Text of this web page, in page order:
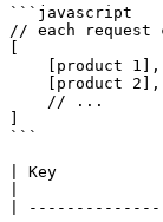
```javascript
// each request
```
| Key
|